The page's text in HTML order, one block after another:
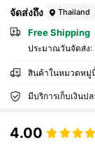
จัดส่งถึง Thailand
Free Shipping
ประมาณวันจัดส่ง:
สินค้าในหมวดหมู่
4.00